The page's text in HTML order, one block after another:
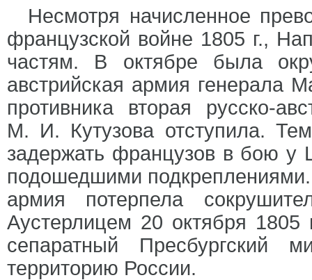
Несмотря начисленное
французской войне 1805 г.,
частям. В октябре была
австрийская армия генерала
противника вторая русско-
М. И. Кутузова отступила.
задержать французов в бою у
подошедшими
армия потерпела
Аустерлицем 20 октября
сепаратный
территорию России.